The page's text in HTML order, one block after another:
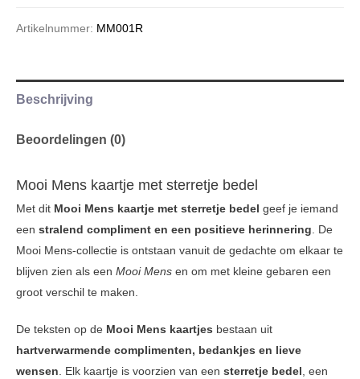
Artikelnummer: MM001R
Beschrijving
Beoordelingen (0)
Mooi Mens kaartje met sterretje bedel
Met dit Mooi Mens kaartje met sterretje bedel geef je iemand
een stralend compliment en een positieve herinnering . De
Mooi Mens-collectie is ontstaan vanuit de gedachte om elkaar te
blijven zien als een Mooi Mens en om met kleine gebaren een
groot verschil te maken.
De teksten op de Mooi Mens kaartjes bestaan uit
hartverwarmende complimenten, bedankjes en lieve
wensen. Elk kaartje is voorzien van een sterretje bedel , een